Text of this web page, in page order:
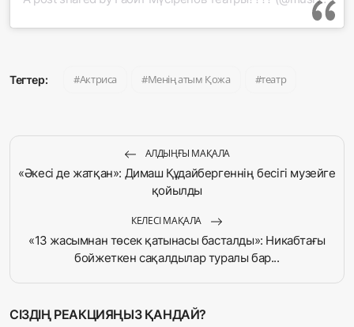
Тегтер: Актриса Менің атым Қожа театр
АЛДЫҢҒЫ МАҚАЛА
«Әкесі де жатқан»: Димаш Құдайбергеннің бесігі музейге
қойылды
КЕЛЕСІ МАҚАЛА
«13 жасымнан төсек қатынасы басталды»: Никабтағы
бойжеткен сақалдылар туралы бар...
СІЗДІҢ РЕАКЦИЯҢЫЗ ҚАНДАЙ?